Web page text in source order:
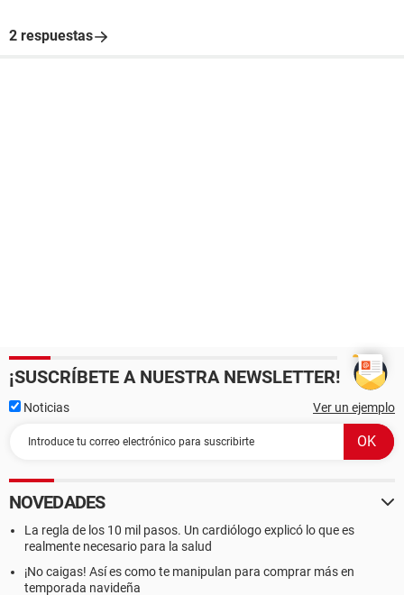
2 respuestas
¡SUSCRÍBETE A NUESTRA NEWSLETTER!
Noticias Ver un ejemplo
NOVEDADES
La regla de los 10 mil pasos. Un cardiólogo explicó lo que es
realmente necesario para la salud
¡No caigas! Así es como te manipulan para comprar más en
temporada navideña